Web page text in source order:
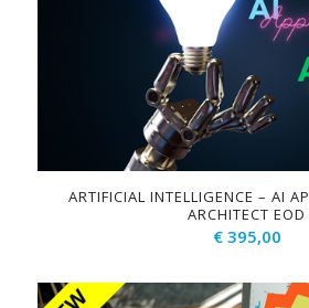
ARTIFICIAL INTELLIGENCE – AI
ARCHITECT EOD
€395,00